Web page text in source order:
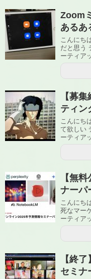
Zoom
あるあ
こんにち
だと思う
ーティア
【募
ティン
こんにち
て欲しい
ーティア
【無
ナーパ
こんにち
死なマー
ーティア
【終
セミナ